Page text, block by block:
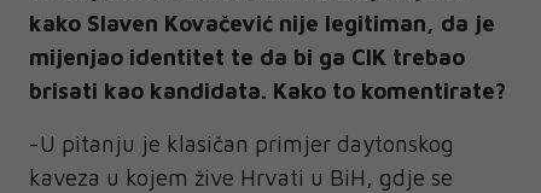
kako Slaven Kovačević nije legitiman, da je
mijenjao identitet te da bi ga CIK trebao
brisati kao kandidata. Kako to komentirate?
-U pitanju je klasičan primjer daytonskog
kaveza u kojem žive Hrvati u BiH, gdje se